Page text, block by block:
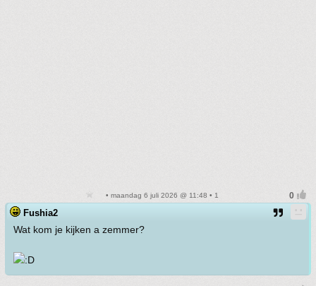
• maandag 6 juli 2026 @ 11:48 • 1
Fushia2
Wat kom je kijken a zemmer?